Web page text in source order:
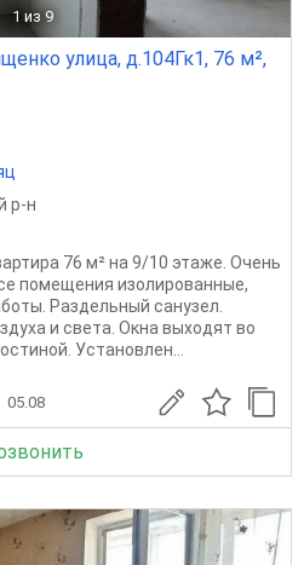
1 из 9
улица, д.104Гк1, 76 м²,
р-н
76 м² на 9/10 этаже. Очень
помещения изолированные,
Раздельный санузел.
и света. Окна выходят во
Установлен...
05.08